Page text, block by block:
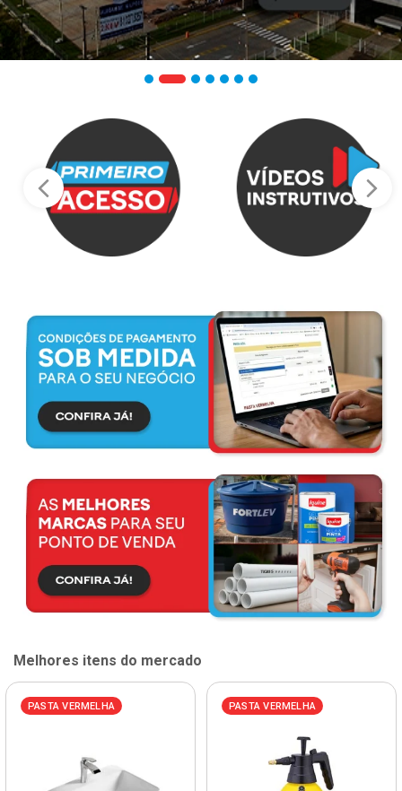
Melhores itens do mercado
PASTA VERMELHA PASTA VERMELHA